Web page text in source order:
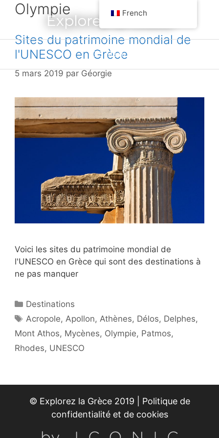
Aller
Explorez la Grèce
Menu
Olympie
Sites du patrimoine mondial de
l'UNESCO en Grèce
5 mars 2019 par Géorgie
Voici les sites du patrimoine mondial de
l'UNESCO en Grèce qui sont des destinations à
ne pas manquer
Catégories
Destinations
Étiquettes
Acropole,Apollon,Athènes, Délos, Delphes,
Mont Athos, Mycènes, Olympie, Patmos,
Rhodes, UNESCO
© Explorez la Grèce 2019 | Politique de
confidentialité et de cookies
French